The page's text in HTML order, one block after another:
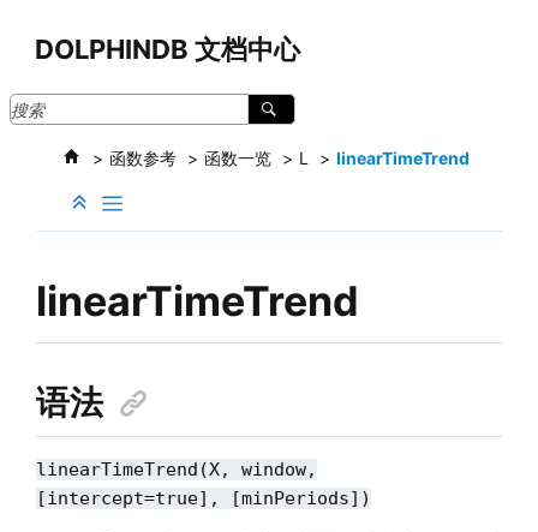
DOLPHINDB 文档中心
函数参考 函数一览 L linearTimeTrend
linearTimeTrend
语法
linearTimeTrend(X, window,
[intercept=true], [minPeriods])